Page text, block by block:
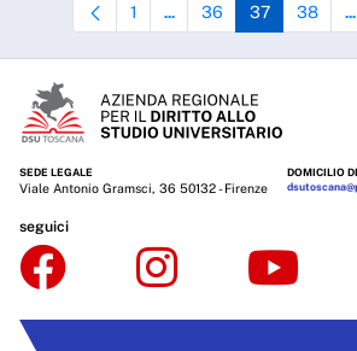
Pagina
1 ...Pagine intermedie Use
Pagina
36 Pagina
37 Pagina
38 ...
SEDE LEGALE
Viale Antonio Gramsci, 36 50132 - Firenze
DOMICILIO
seguici